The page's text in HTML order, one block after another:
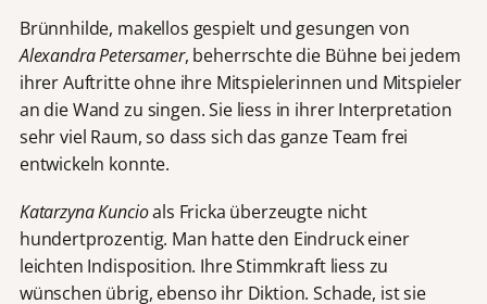
Brünnhilde, makellos gespielt und gesungen von
Alexandra Petersamer, beherrschte die Bühne bei jedem
ihrer Auftritte ohne ihre Mitspielerinnen und Mitspieler
an die Wand zu singen. Sie liess in ihrer Interpretation
sehr viel Raum, so dass sich das ganze Team frei
entwickeln konnte.
Katarzyna Kuncioals Fricka überzeugte nicht
hundertprozentig. Man hatte den Eindruck einer
leichten Indisposition. Ihre Stimmkraft liess zu
wünschen übrig, ebenso ihr Diktion. Schade, ist sie